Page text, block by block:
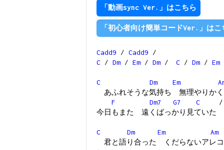
「動画sync Ver.」はこちら
「初心者向け簡単コードVer.」はこ
Cadd9 / Cadd9 /
C / Dm / Em / Dm / C / Dm / Em
C Dm Em
あふれそうな気持ち 無理やりかく
F
Dm7 G7 C /
今日もまた 遠くばっかり見ていた
C Dm Em
Am
君と語り合った くだらないアレ